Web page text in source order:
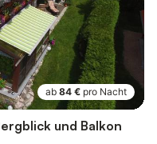
ab 84 € pro Nacht
und Balkon